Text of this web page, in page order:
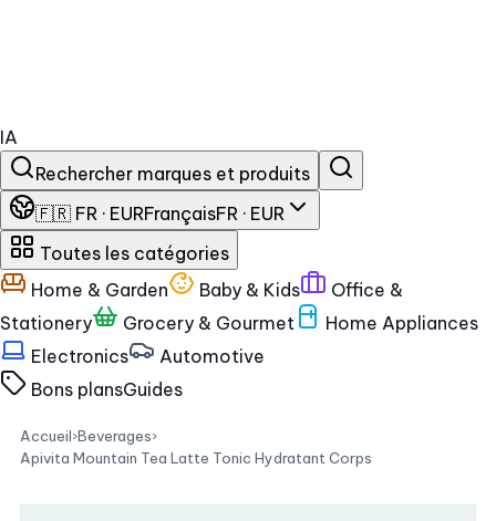
IA
Rechercher marques et produits
🇫🇷 FR · EURFrançaisFR · EUR
Toutes les catégories
Home & Garden
Baby & Kids
Office &
Stationery
Grocery & Gourmet
Home Appliances
Electronics
Automotive
Bons plansGuides
Accueil›Beverages›
Apivita Mountain Tea Latte Tonic Hydratant Corps